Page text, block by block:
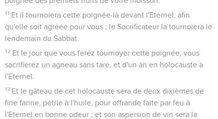
11 Et il tournoiera cette poignée-là devant l'Eternel, afin
qu'elle soit agréée pour vous ; le Sacrificateur la tournoiera le
lendemain du Sabbat.
12 Et le jour que vous ferez tournoyer cette poignée, vous
sacrifierez un agneau sans tare, et d'un an en holocauste à
l'Eternel.
13 Et le gâteau de cet holocauste sera de deux dixièmes de
fine farine, pétrie à l'huile, pour offrande faite par feu à
l'Eternel en bonne odeur ; et son aspersion de vin sera la